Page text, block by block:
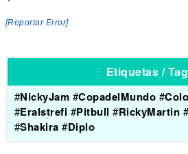
[Reportar Error]
Etiquetas /
#NickyJam #CopadelMundo #
#EraIstrefi #Pitbull #RickyMartin #
#Shakira #Diplo